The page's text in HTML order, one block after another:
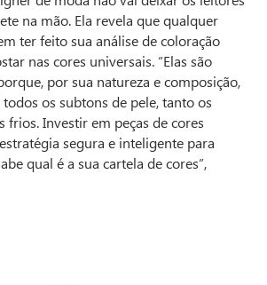
na mão. Ela revela que qualquer
ter feito sua análise de coloração
nas cores universais. “Elas são
por sua natureza e composição,
os subtons de pele, tanto os
frios. Investir em peças de cores
segura e inteligente para
qual é a sua cartela de cores”,